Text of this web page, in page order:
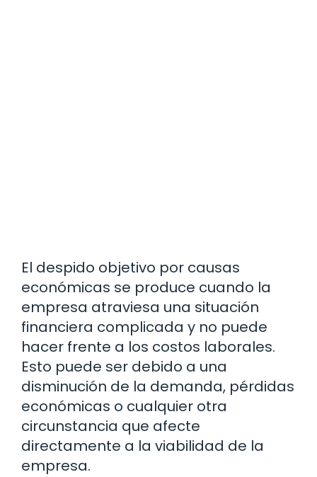
El despido objetivo por causas
económicas se produce cuando la
empresa atraviesa una situación
financiera complicada y no puede
hacer frente a los costos laborales.
Esto puede ser debido a una
disminución de la demanda, pérdidas
económicas o cualquier otra
circunstancia que afecte
directamente a la viabilidad de la
empresa.